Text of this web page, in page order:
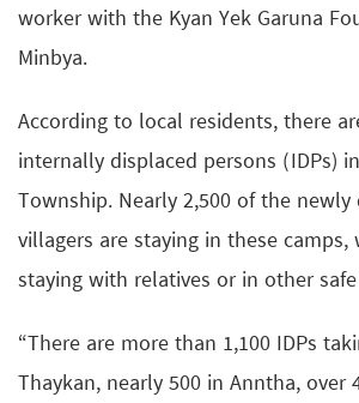
worker with the Kyan Yek Garuna
Minbya.
According to local residents, there
internally displaced persons (IDPs)
Township. Nearly 2,500 of the newly
villagers are staying in these
staying with relatives or in other
“There are more than 1,100 IDPs
Thaykan, nearly 500 in Anntha, over